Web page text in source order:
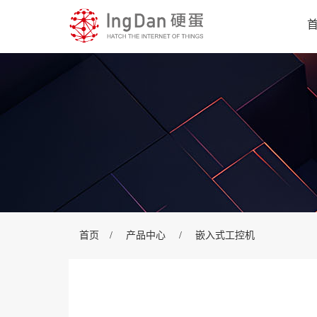
首页 / 产品中心 / 嵌入式工控机